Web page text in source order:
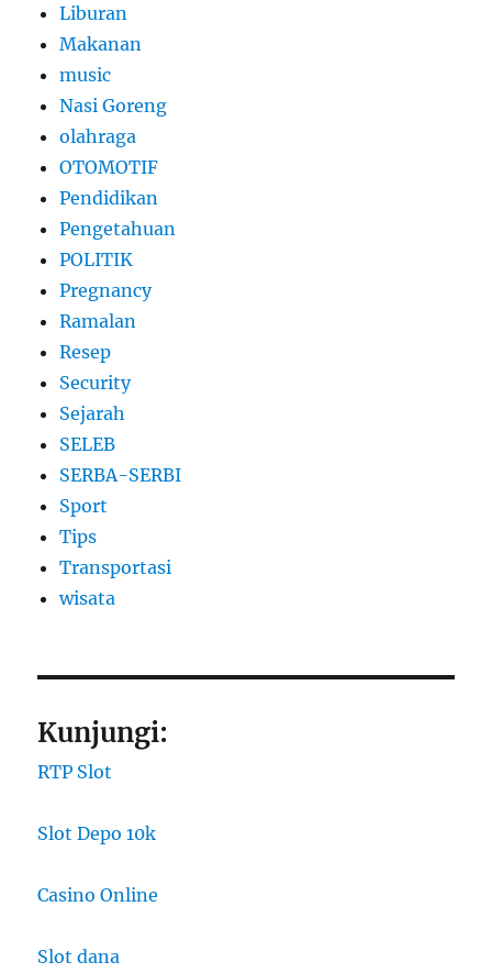
Liburan
Makanan
music
Nasi Goreng
olahraga
OTOMOTIF
Pendidikan
Pengetahuan
POLITIK
Pregnancy
Ramalan
Resep
Security
Sejarah
SELEB
SERBA-SERBI
Sport
Tips
Transportasi
wisata
Kunjungi:
RTP Slot
Slot Depo 10k
Casino Online
Slot dana